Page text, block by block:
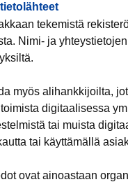
tekemistä
Nimi- ja
myös alihankkijoilta,
digitaalisessa
tai muista
tai käyttämällä
ovat ainoastaan